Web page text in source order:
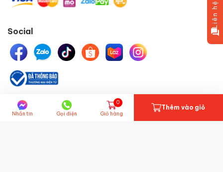
Social
© Bản quyền thuộc về HELIPET.VN
một thành viên của
Liên hệ
Nhắn tin Gọi điện
0
Giỏ hàng
Thêm vào giỏ